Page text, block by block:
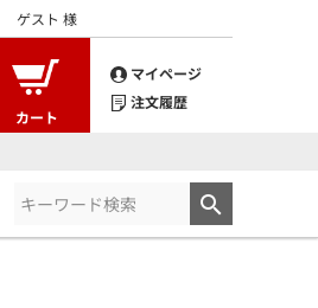
ゲスト 様
カート
マイページ
注文履歴